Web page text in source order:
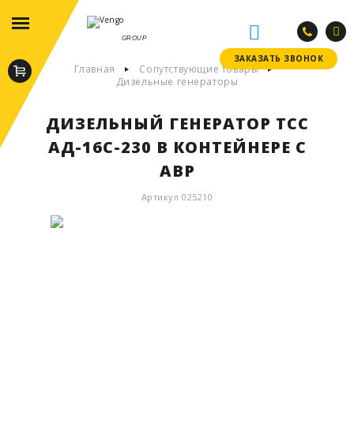
ЗАКАЗАТЬ ЗВОНОК
ЗАКАЗАТЬ ЗВОНОК
GROUP
Главная
Сопутствующие товары
Дизельные генераторы
ДИЗЕЛЬНЫЙ ГЕНЕРАТОР ТСС
АД-16С-230 В КОНТЕЙНЕРЕ С
АВР
Артикул 025210